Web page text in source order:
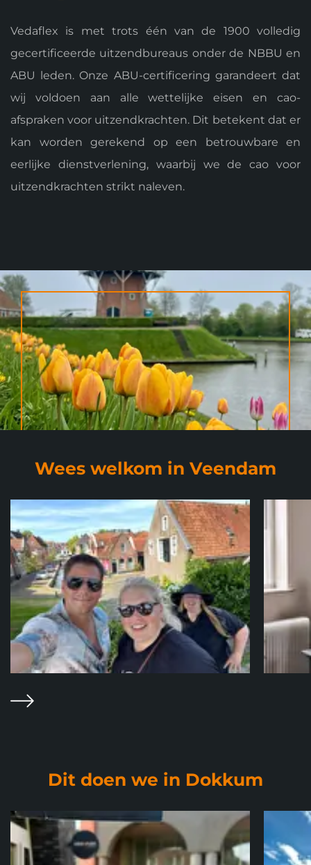
Vedaflex is met trots één van de 1900 volledig
gecertificeerde uitzendbureaus onder de NBBU en
ABU leden. Onze ABU-certificering garandeert dat
wij voldoen aan alle wettelijke eisen en cao-
afspraken voor uitzendkrachten. Dit betekent dat er
kan worden gerekend op een betrouwbare en
eerlijke dienstverlening, waarbij we de cao voor
uitzendkrachten strikt naleven.
Wees welkom in Veendam
Foto album
overslaan
Dit doen we in Dokkum
Foto album
overslaan